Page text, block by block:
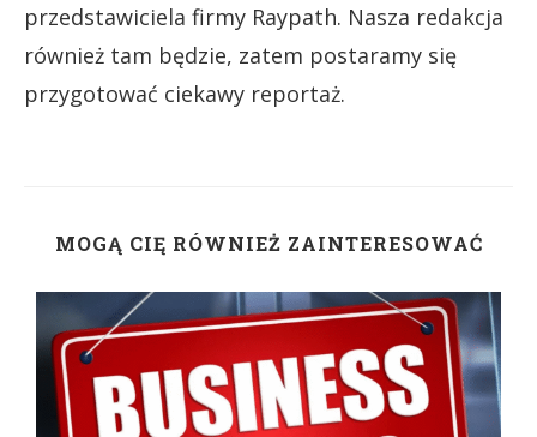
przedstawiciela firmy Raypath. Nasza redakcja
również tam będzie, zatem postaramy się
przygotować ciekawy reportaż.
MOGĄ CIĘ RÓWNIEŻ ZAINTERESOWAĆ